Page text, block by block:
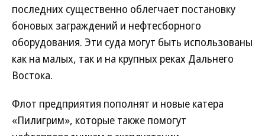
последних существенно облегчает постановку
боновых заграждений и нефтесборного
оборудования. Эти суда могут быть использованы
как на малых, так и на крупных реках Дальнего
Востока.
Флот предприятия пополнят и новые катера
«Пилигрим», которые также помогут